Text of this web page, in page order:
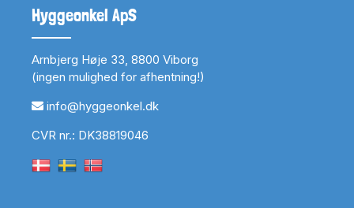
Hyggeonkel ApS
Arnbjerg Høje 33, 8800 Viborg
(ingen mulighed for afhentning!)
info@hyggeonkel.dk
CVR nr.: DK38819046